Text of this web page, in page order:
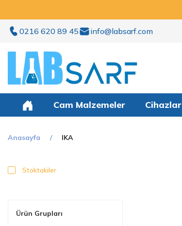
0216 620 89 45 info@labsarf.com
Cam Malzemeler Cihazlar
Anasayfa IKA
Stoktakiler
Ürün Grupları